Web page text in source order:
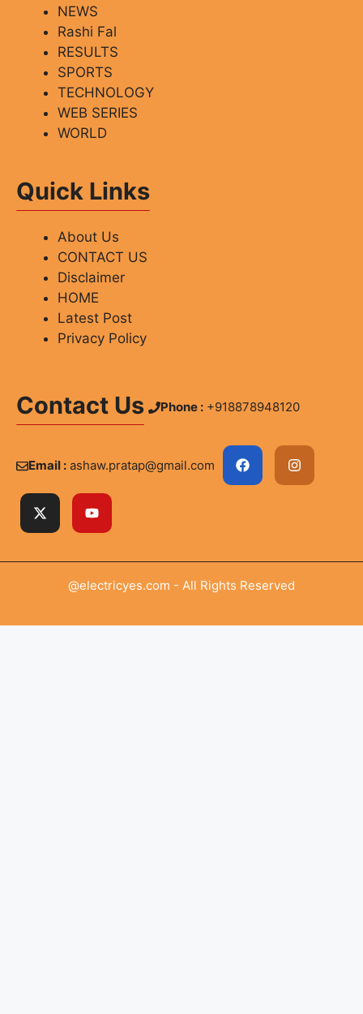
NEWS
Rashi Fal
RESULTS
SPORTS
TECHNOLOGY
WEB SERIES
WORLD
Quick Links
About Us
CONTACT US
Disclaimer
HOME
Latest Post
Privacy Policy
Contact Us Phone : +918878948120
Email : ashaw.pratap@gmail.com
@electricyes.com - All Rights Reserved